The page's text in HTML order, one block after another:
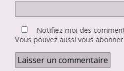
Notifiez-moi des
Vous pouvez aussi vous abonner